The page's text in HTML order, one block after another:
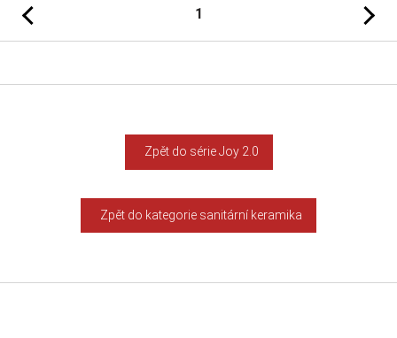
Předchozí 1
Zpět do série Joy 2.0
Zpět do kategorie sanitární keramika